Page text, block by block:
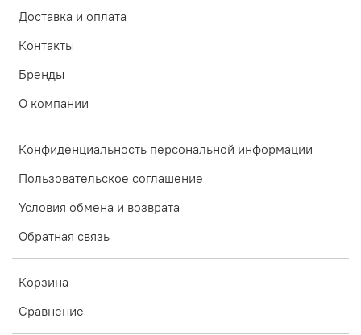
Доставка и оплата
Контакты
Бренды
О компании
Конфиденциальность персональной информации
Пользовательское соглашение
Условия обмена и возврата
Обратная связь
Корзина
Сравнение